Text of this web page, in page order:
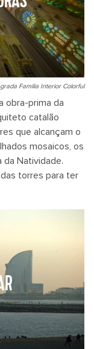
Familia Interior Colorful
obra-prima da
catalão
que alcançam o
mosaicos, os
da Natividade.
torres para ter